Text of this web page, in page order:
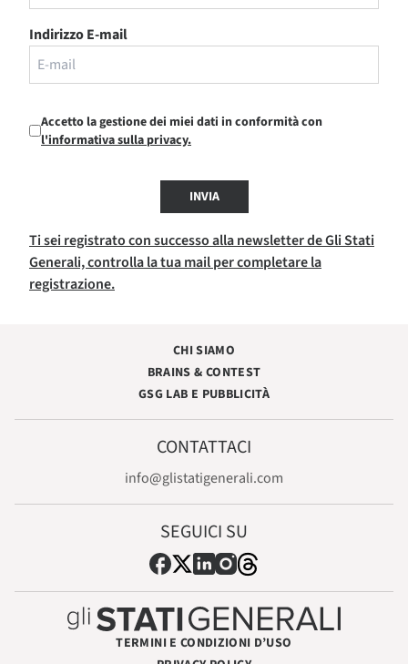
Indirizzo E-mail
Accetto la gestione dei miei dati in conformità con
l'informativa sulla privacy.
INVIA
Ti sei registrato con successo alla newsletter de Gli Stati
Generali, controlla la tua mail per completare la
registrazione.
CHI SIAMO
BRAINS & CONTEST
GSG LAB E PUBBLICITÀ
CONTATTACI
info@glistatigenerali.com
SEGUICI SU
TERMINI E CONDIZIONI D’USO